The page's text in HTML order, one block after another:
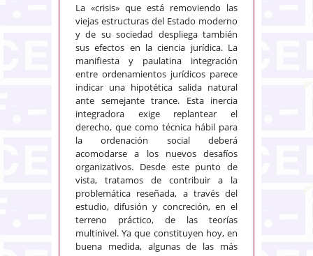
La «crisis» que está removiendo las
viejas estructuras del Estado moderno
y de su sociedad despliega también
sus efectos en la ciencia jurídica. La
manifiesta y paulatina integración
entre ordenamientos jurídicos parece
indicar una hipotética salida natural
ante semejante trance. Esta inercia
integradora exige replantear el
derecho, que como técnica hábil para
la ordenación social deberá
acomodarse a los nuevos desafíos
organizativos. Desde este punto de
vista, tratamos de contribuir a la
problemática reseñada, a través del
estudio, difusión y concreción, en el
terreno práctico, de las teorías
multinivel. Ya que constituyen hoy, en
buena medida, algunas de las más